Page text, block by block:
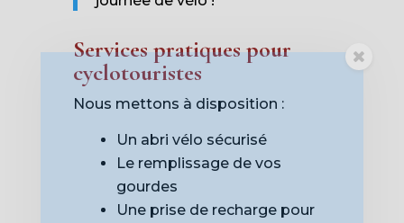
Services pratiques pour
cyclotouristes
Nous mettons à disposition :
Un abri vélo sécurisé
Le remplissage de vos
gourdes
Une prise de recharge pour